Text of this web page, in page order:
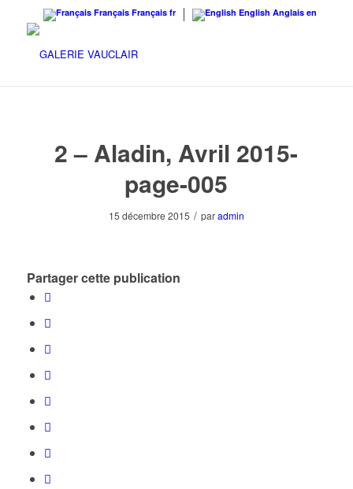
Français Français fr English Anglais en
2 – Aladin, Avril 2015-
page-005
15 décembre 2015 / paradmin
Partager cette publication